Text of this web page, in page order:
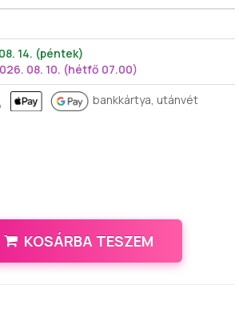
14. (péntek)
08. 10. (hétfő 07.00)
bankkártya, utánvét
KOSÁRBA TESZEM